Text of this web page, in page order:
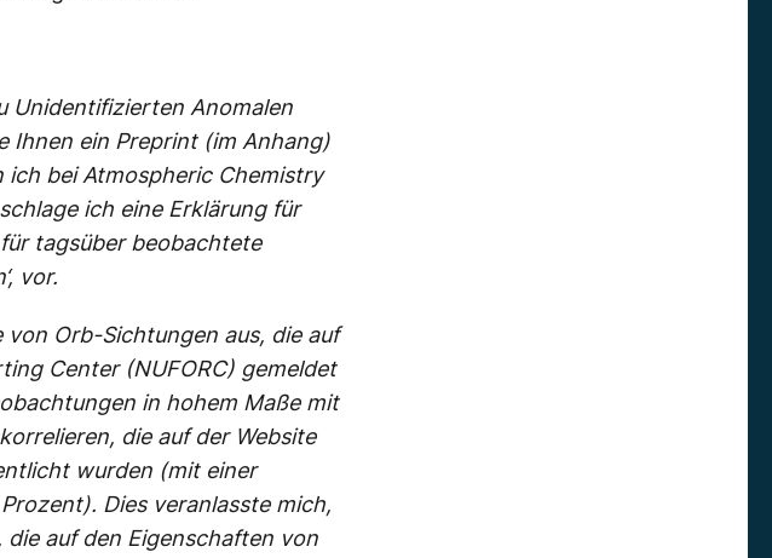
Unidentifizierten Anomalen
Ihnen ein Preprint (im Anhang)
ich bei Atmospheric Chemistry
ich eine Erklärung für
tagsüber beobachtete
vor.
Orb-Sichtungen aus, die auf
Center (NUFORC) gemeldet
in hohem Maße mit
die auf der Website
wurden (mit einer
Dies veranlasste mich,
auf den Eigenschaften von